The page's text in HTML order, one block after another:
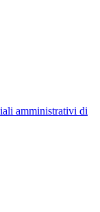
amministrativi di